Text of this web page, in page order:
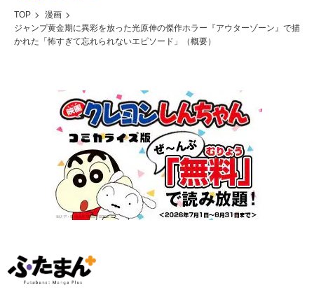
TOP
漫画
ジャンプ黄金期に異彩を放った光原伸の傑作ホラー『アウターゾーン』で描
かれた「怖すぎて忘れられないエピソード」（概要）